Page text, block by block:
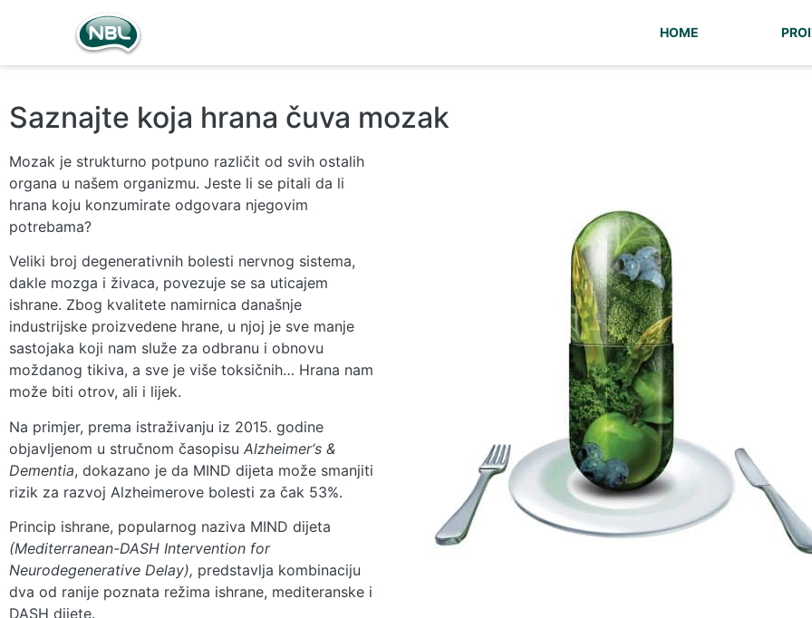
HOME
Saznajte koja hrana čuva mozak
Mozak je strukturno potpuno različit od svih ostalih
organa u našem organizmu. Jeste li se pitali da li
hrana koju konzumirate odgovara njegovim
potrebama?
Veliki broj degenerativnih bolesti nervnog sistema,
dakle mozga i živaca, povezuje se sa uticajem
ishrane. Zbog kvalitete namirnica današnje
industrijske proizvedene hrane, u njoj je sve manje
sastojaka koji nam služe za odbranu i obnovu
moždanog tikiva, a sve je više toksičnih… Hrana nam
može biti otrov, ali i lijek.
Na primjer, prema istraživanju iz 2015. godine
objavljenom u stručnom časopisu Alzheimer‘s &
Dementia, dokazano je da MIND dijeta može smanjiti
rizik za razvoj Alzheimerove bolesti za čak 53%.
Princip ishrane, popularnog naziva MIND dijeta
(Mediterranean-DASH Intervention for
Neurodegenerative Delay), predstavlja kombinaciju
dva od ranije poznata režima ishrane, mediteranske i
DASH dijete.